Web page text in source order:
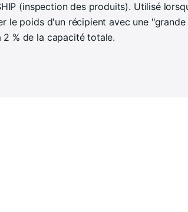
(inspection des produits). Utilisé
le poids d'un récipient avec une
2 % de la capacité totale.